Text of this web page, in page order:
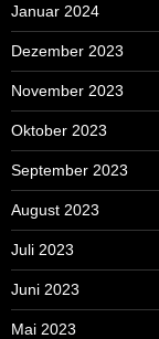
Januar 2024
Dezember 2023
November 2023
Oktober 2023
September 2023
August 2023
Juli 2023
Juni 2023
Mai 2023